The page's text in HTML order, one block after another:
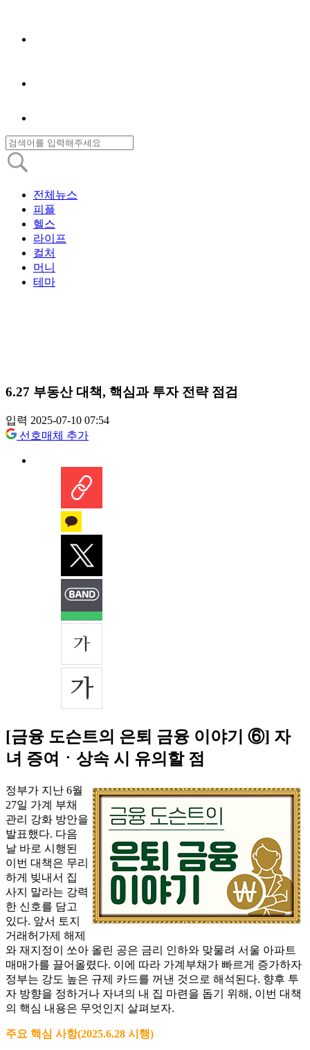
전체뉴스
피플
헬스
라이프
컬처
머니
테마
6.27 부동산 대책, 핵심과 투자 전략 점검
입력 2025-07-10 07:54
선호매체 추가
[금융 도슨트의 은퇴 금융 이야기 ⑥] 자
녀 증여ㆍ상속 시 유의할 점
정부가 지난 6월
27일 가계 부채
관리 강화 방안을
발표했다. 다음
날 바로 시행된
이번 대책은 무리
하게 빚내서 집
사지 말라는 강력
한 신호를 담고
있다. 앞서 토지
거래허가제 해제
와 재지정이 쏘아 올린 공은 금리 인하와 맞물려 서울 아파트
매매가를 끌어올렸다. 이에 따라 가계부채가 빠르게 증가하자
정부는 강도 높은 규제 카드를 꺼낸 것으로 해석된다. 향후 투
자 방향을 정하거나 자녀의 내 집 마련을 돕기 위해, 이번 대책
의 핵심 내용은 무엇인지 살펴보자.
주요 핵심 사항(2025.6.28 시행)